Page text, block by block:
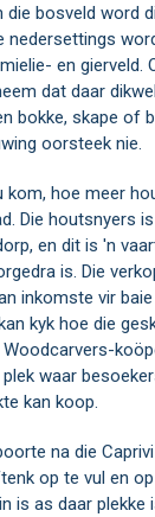
die bosveld word
nedersettings
en gierveld.
dat daar
bokke, skape of
oorsteek nie.
kom, hoe meer
Die houtsnyers
en dit is 'n
is. Die
inkomste vir
kyk hoe die
waar
kan koop.
na die
op te vul en
is as daar